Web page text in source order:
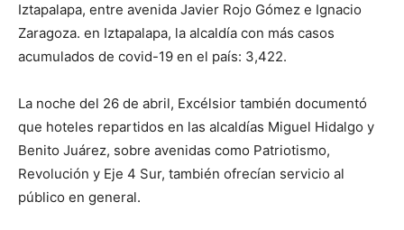
Iztapalapa, entre avenida Javier Rojo Gómez e Ignacio
Zaragoza. en Iztapalapa, la alcaldía con más casos
acumulados de covid-19 en el país: 3,422.
La noche del 26 de abril, Excélsior también documentó
que hoteles repartidos en las alcaldías Miguel Hidalgo y
Benito Juárez, sobre avenidas como Patriotismo,
Revolución y Eje 4 Sur, también ofrecían servicio al
público en general.